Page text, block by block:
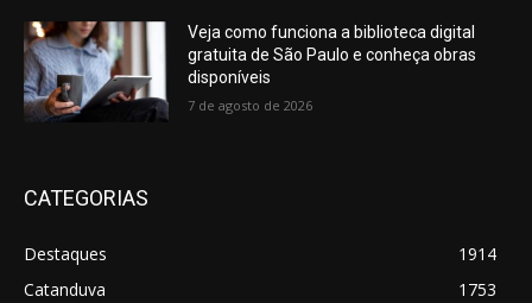
Veja como funciona a biblioteca digital
gratuita de São Paulo e conheça obras
disponíveis
7 de agosto de 2026
CATEGORIAS
Destaques
1914
Catanduva
1753